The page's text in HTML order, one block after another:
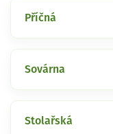
Příčná
Sovárna
Stolařská